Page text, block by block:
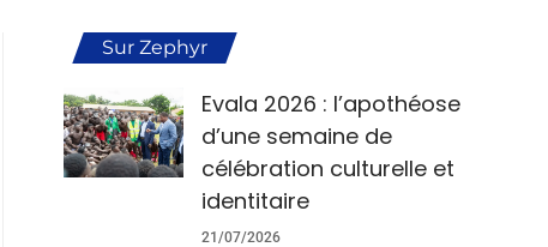
Sur Zephyr
Evala 2026 : l’apothéose
d’une semaine de
célébration culturelle et
identitaire
21/07/2026